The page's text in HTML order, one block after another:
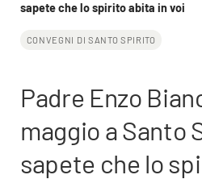
sapete che lo spirito abita in voi
CONVEGNI DI SANTO SPIRITO
Padre Enzo
maggio a Santo
sapete che lo